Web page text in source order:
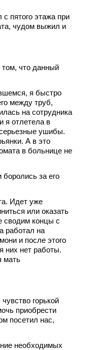
пятого этажа при
чудом выжил и
что данный
я быстро
между труб,
на сотрудника
я отлетела в
ушибы.
А в это
в больнице не
за его
Идет уже
или оказать
сводим концы с
работал на
и после этого
них нет работы.
мать
горькой
приобрести
посетил нас,
необходимых